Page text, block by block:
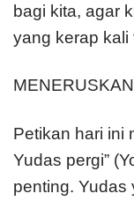
bagi kita, agar
yang kerap kali
Petikan hari ini
Yudas pergi”
penting. Yudas